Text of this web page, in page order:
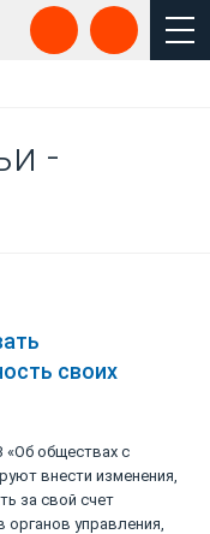
-
своих
«Об обществах с
внести изменения,
за свой счет
управления,